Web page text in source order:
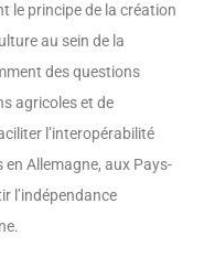
le principe de la création
au sein de la
des questions
agricoles et de
l’interopérabilité
Allemagne, aux Pays-
l’indépendance